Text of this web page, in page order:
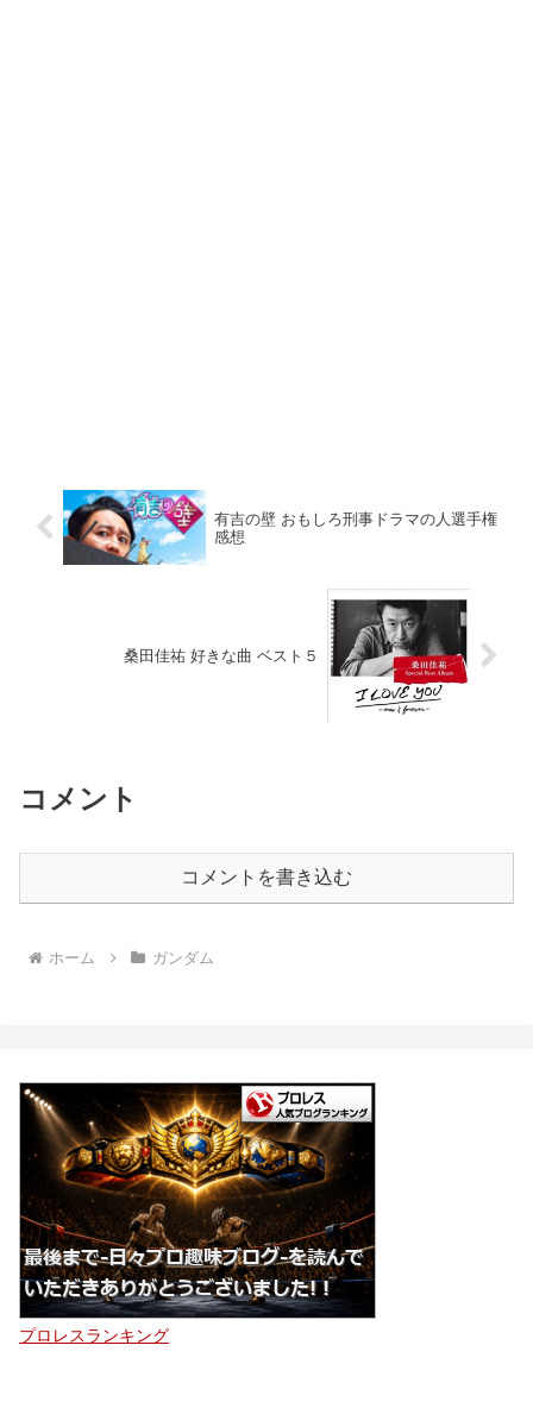
有吉の壁 おもしろ刑事ドラマの人選手権
感想
桑田佳祐 好きな曲 ベスト５
コメント
コメントを書き込む
ホーム ガンダム
プロレスランキング